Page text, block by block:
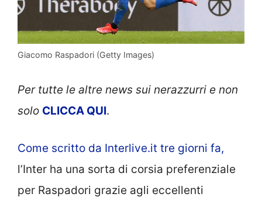
Giacomo Raspadori (Getty Images)
Per tutte le altre news sui nerazzurri e non
solo CLICCA QUI.
Come scritto da Interlive.it tre giorni fa,
l’Inter ha una sorta di corsia preferenziale
per Raspadori grazie agli eccellenti